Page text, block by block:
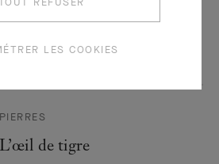
lapis-lazuli
PIERRES
L’œil de tigre
LES COOKIES